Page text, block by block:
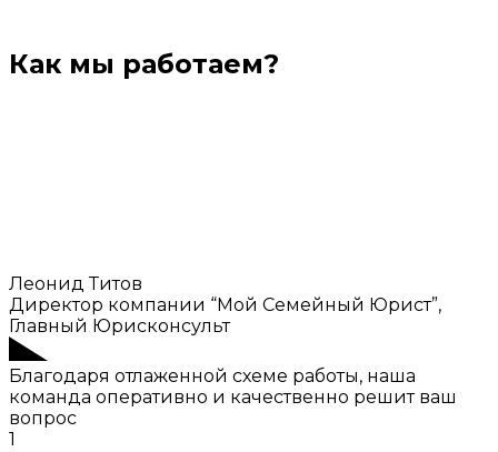
Как мы работаем?
Леонид Титов
Директор компании “Мой Семейный Юрист”,
Главный Юрисконсульт
Благодаря отлаженной схеме работы, наша
команда оперативно и качественно решит ваш
вопрос
1